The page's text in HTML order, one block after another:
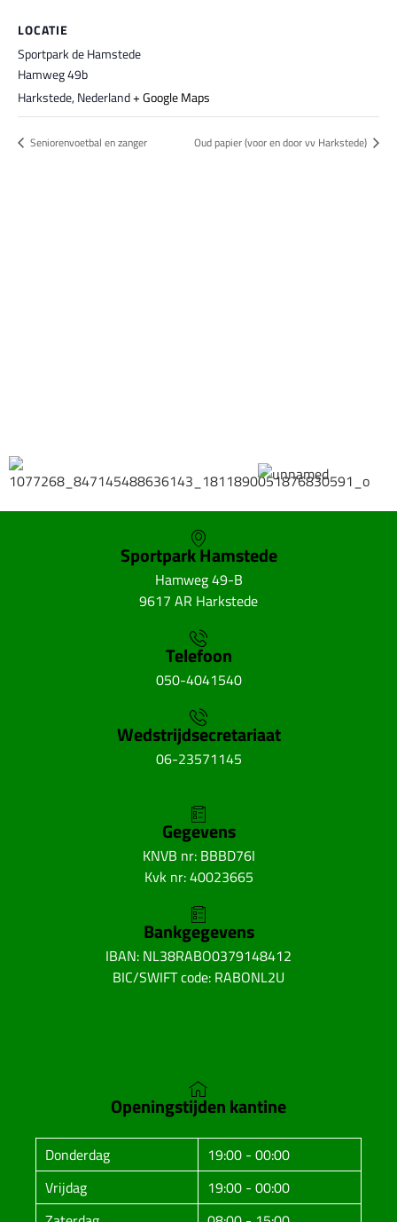
LOCATIE
Sportpark de Hamstede
Hamweg 49b
Harkstede,Nederland+ Google Maps
Seniorenvoetbal en zanger Oud papier (voor en door vv Harkstede)
Sportpark Hamstede
Hamweg 49-B
9617 AR Harkstede
Telefoon
050-4041540
Wedstrijdsecretariaat
06-23571145
Gegevens
KNVB nr: BBBD76I
Kvk nr: 40023665
Bankgegevens
IBAN: NL38RABO0379148412
BIC/SWIFT code: RABONL2U
Openingstijden kantine
Donderdag
19:00 - 00:00
Vrijdag
19:00 - 00:00